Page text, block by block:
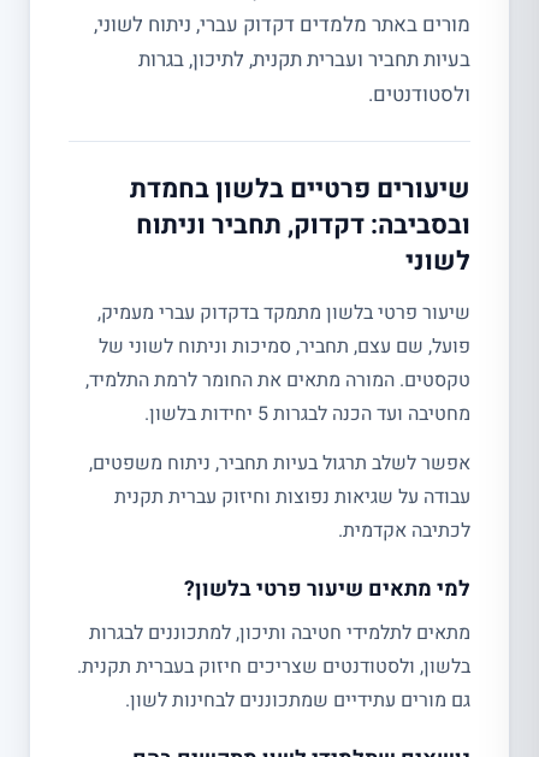
מורים באתר מלמדים דקדוק עברי, ניתוח לשוני,
בעיות תחביר ועברית תקנית, לתיכון, בגרות
ולסטודנטים.
שיעורים פרטיים בלשון בחמדת
ובסביבה: דקדוק, תחביר וניתוח
לשוני
שיעור פרטי בלשון מתמקד בדקדוק עברי מעמיק,
פועל, שם עצם, תחביר, סמיכות וניתוח לשוני של
טקסטים. המורה מתאים את החומר לרמת התלמיד,
מחטיבה ועד הכנה לבגרות 5 יחידות בלשון.
אפשר לשלב תרגול בעיות תחביר, ניתוח משפטים,
עבודה על שגיאות נפוצות וחיזוק עברית תקנית
לכתיבה אקדמית.
למי מתאים שיעור פרטי בלשון?
מתאים לתלמידי חטיבה ותיכון, למתכוננים לבגרות
בלשון, ולסטודנטים שצריכים חיזוק בעברית תקנית.
גם מורים עתידיים שמתכוננים לבחינות לשון.